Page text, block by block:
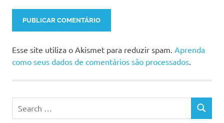
Esse site utiliza o Akismet para reduzir spam. Aprenda
como seus dados de comentários são processados.